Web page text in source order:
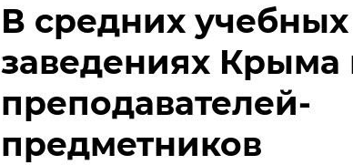
В средних учебных
заведениях Крыма
преподавателей-
предметников